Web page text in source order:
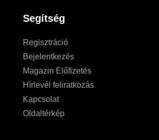
Segítség
Regisztráció
Bejelentkezés
Magazin Előfizetés
Hírlevél feliratkozás
Kapcsolat
Oldaltérkép